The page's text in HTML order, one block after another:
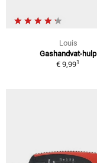
Louis
Gashandvat-hulp
€ 9,991